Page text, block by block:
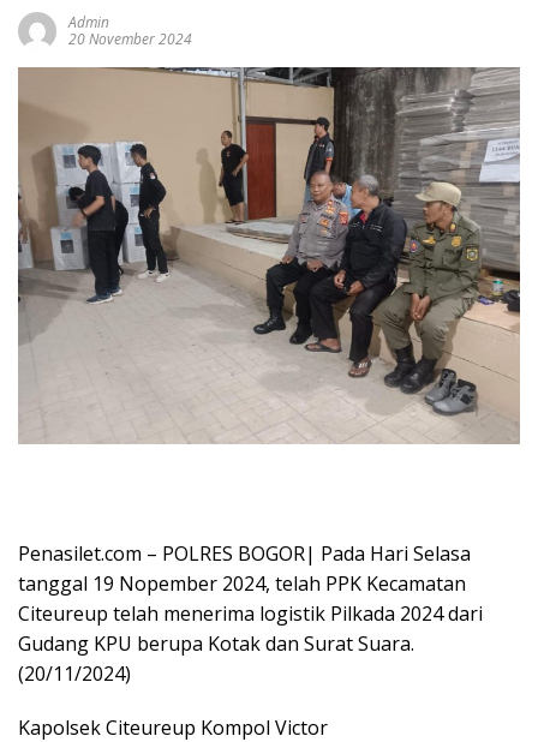
Admin
20 November 2024
Penasilet.com – POLRES BOGOR| Pada Hari Selasa
tanggal 19 Nopember 2024, telah PPK Kecamatan
Citeureup telah menerima logistik Pilkada 2024 dari
Gudang KPU berupa Kotak dan Surat Suara.
(20/11/2024)
Kapolsek Citeureup Kompol Victor